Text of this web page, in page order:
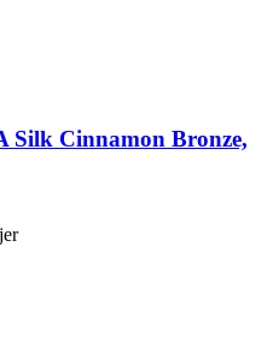
Silk Cinnamon Bronze,